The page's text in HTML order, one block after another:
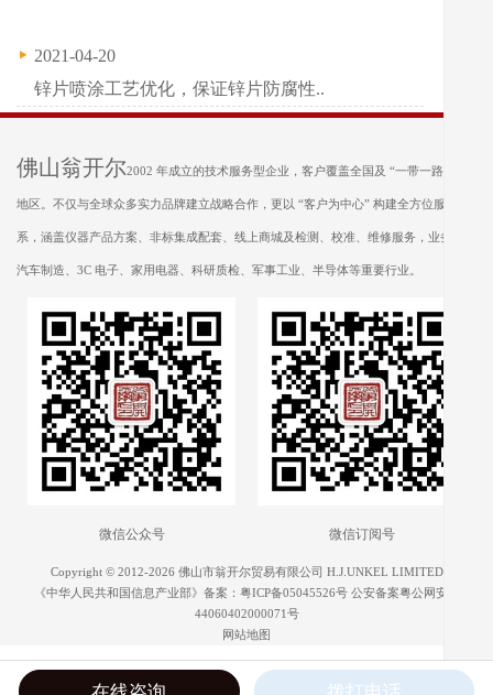
2021-04-20
锌片喷涂工艺优化，保证锌片防腐性..
佛山翁开尔2002 年成立的技术服务型企业，客户覆盖全国及 “一带一路” 沿线
地区。不仅与全球众多实力品牌建立战略合作，更以 “客户为中心” 构建全方位服务体
系，涵盖仪器产品方案、非标集成配套、线上商城及检测、校准、维修服务，业务遍及
汽车制造、3C 电子、家用电器、科研质检、军事工业、半导体等重要行业。
微信公众号 微信订阅号
Copyright © 2012-2026 佛山市翁开尔贸易有限公司 H.J.UNKEL LIMITED
《中华人民共和国信息产业部》备案： 粤ICP备05045526号公安备案粤公网安备
44060402000071号
网站地图